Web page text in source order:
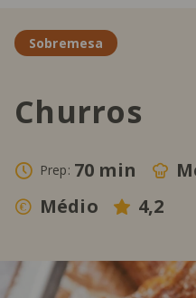
Sobremesa
Churros
Prep: 70 min
Médio
4,2